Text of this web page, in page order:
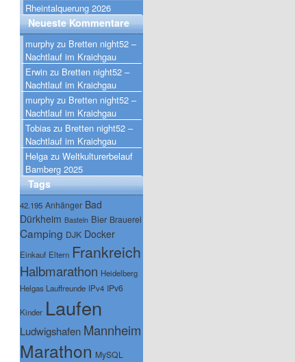
Rheintalquerung 2026
Neueste Kommentare
murphy zu Bretten night52 –
Nachtlauf im Kraichgau
Erwin zu Bretten night52 –
Nachtlauf im Kraichgau
murphy zu Bretten night52 –
Nachtlauf im Kraichgau
Tobias zu Bretten night52 –
Nachtlauf im Kraichgau
Helga zu Weltkulturerbelauf
Bamberg 2025
Tags
42.195 Anhänger Bad
Dürkheim Basteln Bier Brauerei
Camping DJK Docker
Einkauf Eltern Frankreich
Halbmarathon Heidelberg
Helgas Lauffreunde IPv4 IPv6
Kinder Laufen
Ludwigshafen Mannheim
Marathon MySQL